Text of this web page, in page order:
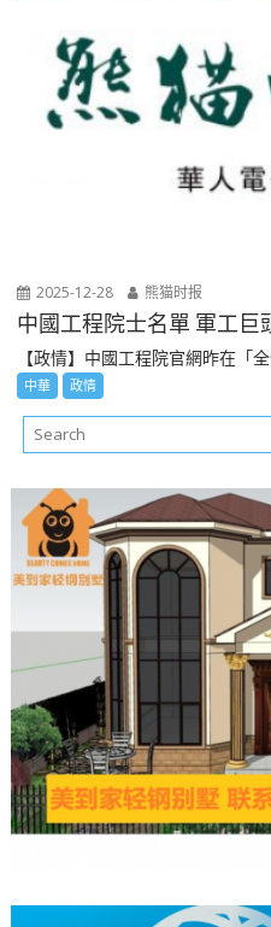
2025-12-28 熊猫时报
中國工程院士名單 軍工巨
【政情】中國工程院官網昨在「
中華 政情